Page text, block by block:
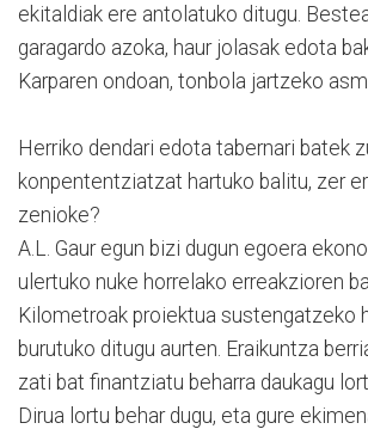
ekitaldiak ere antolatuko ditugu.
garagardo azoka, haur jolasak edota
Karparen ondoan, tonbola jartzeko
Herriko dendari edota tabernari batek
konpententziatzat hartuko balitu, zer
zenioke?
A.L. Gaur egun bizi dugun egoera
ulertuko nuke horrelako erreakzioren
Kilometroak proiektua sustengatzeko
burutuko ditugu aurten. Eraikuntza
zati bat finantziatu beharra daukagu
Dirua lortu behar dugu, eta gure